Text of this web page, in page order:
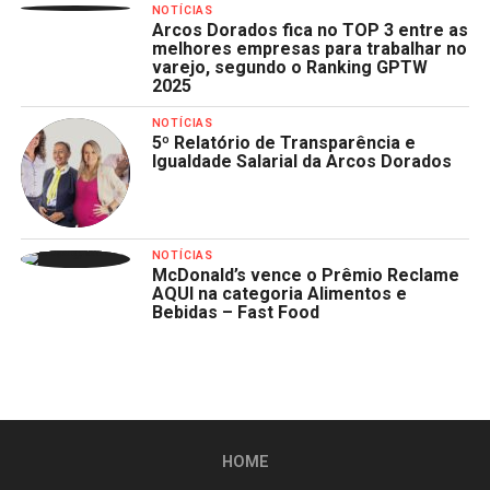
NOTÍCIAS
Arcos Dorados fica no TOP 3 entre as
melhores empresas para trabalhar no
varejo, segundo o Ranking GPTW
2025
NOTÍCIAS
5º Relatório de Transparência e
Igualdade Salarial da Arcos Dorados
NOTÍCIAS
McDonald’s vence o Prêmio Reclame
AQUI na categoria Alimentos e
Bebidas – Fast Food
HOME